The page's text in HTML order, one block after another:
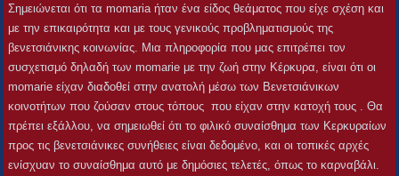
Σημειώνεται ότι τα momaria ήταν ένα είδος θεάματος που είχε σχέση και
με την επικαιρότητα και με τους γενικούς προβληματισμούς της
βενετσιάνικης κοινωνίας. Μια πληροφορία που μας επιτρέπει τον
συσχετισμό δηλαδή των momarie με την ζωή στην Κέρκυρα, είναι ότι οι
momarie είχαν διαδοθεί στην ανατολή μέσω των Βενετσιάνικων
κοινοτήτων που ζούσαν στους τόπους που είχαν στην κατοχή τους . Θα
πρέπει εξάλλου, να σημειωθεί ότι το φιλικό συναίσθημα των Κερκυραίων
προς τις βενετσιάνικες συνήθειες είναι δεδομένο, και οι τοπικές αρχές
ενίσχυαν το συναίσθημα αυτό με δημόσιες τελετές, όπως το καρναβάλι.